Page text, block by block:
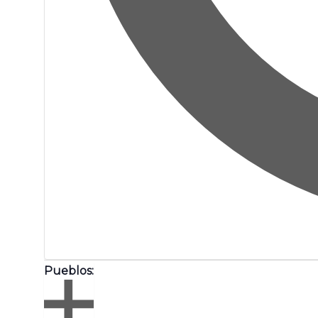
Pueblos: